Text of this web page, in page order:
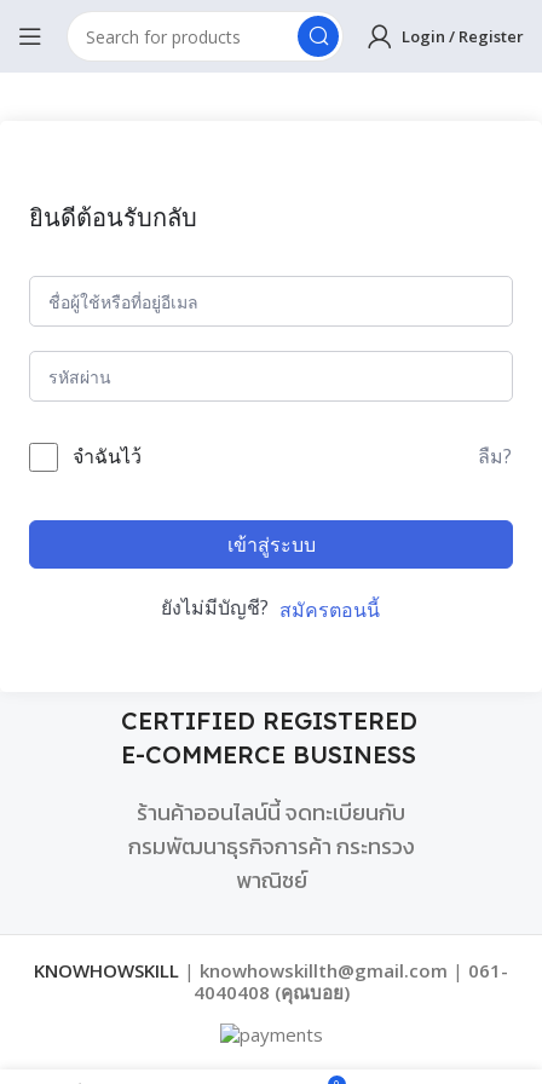
Login / Register
ยินดีต้อนรับกลับ
จำฉันไว้ ลืม?
เข้าสู่ระบบ
ยังไม่มีบัญชี? สมัครตอนนี้
CERTIFIED REGISTERED
E-COMMERCE BUSINESS
ร้านค้าออนไลน์นี้ จดทะเบียนกับ
กรมพัฒนาธุรกิจการค้า กระทรวง
พาณิชย์
KNOWHOWSKILL | knowhowskillth@gmail.com | 061-
4040408 (คุณบอย)